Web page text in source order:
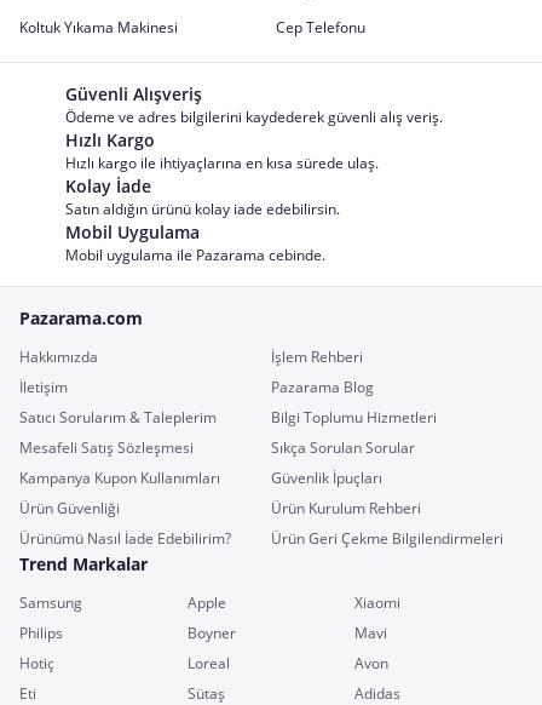
Koltuk Yıkama Makinesi
Cep Telefonu
Güvenli Alışveriş
Ödeme ve adres bilgilerini kaydederek güvenli alış veriş.
Hızlı Kargo
Hızlı kargo ile ihtiyaçlarına en kısa sürede ulaş.
Kolay İade
Satın aldığın ürünü kolay iade edebilirsin.
Mobil Uygulama
Mobil uygulama ile Pazarama cebinde.
Pazarama.com
Hakkımızda
İşlem Rehberi
İletişim
Pazarama Blog
Satıcı Sorularım & Taleplerim
Bilgi Toplumu Hizmetleri
Mesafeli Satış Sözleşmesi
Sıkça Sorulan Sorular
Kampanya Kupon Kullanımları
Güvenlik İpuçları
Ürün Güvenliği
Ürün Kurulum Rehberi
Ürünümü Nasıl İade Edebilirim?
Ürün Geri Çekme Bilgilendirmeleri
Trend Markalar
Samsung Apple
Xiaomi
Philips
Boyner
Mavi
Hotiç
Loreal
Avon
Eti
Sütaş
Adidas